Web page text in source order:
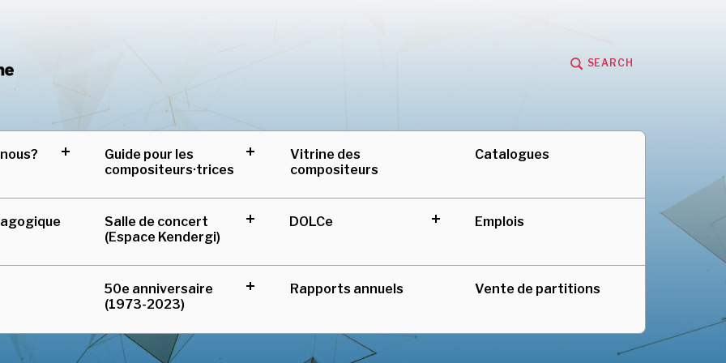
Centre de musique canadienne au Québec
SEARCH
expandGuide pour les
compositeurs·trices
expandVitrine des
compositeurs
Catalogues
Salle de concert
(Espace Kendergi)
expandDOLCe
expandEmplois
50e anniversaire
(1973-2023)
expandRapports annuels Vente de partitions